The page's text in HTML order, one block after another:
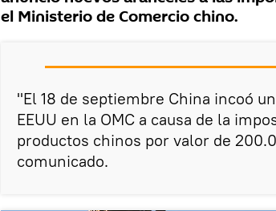
el Ministerio de Comercio chino.
"El 18 de septiembre China incoó
EEUU en la OMC a causa de la
productos chinos por valor de
comunicado.